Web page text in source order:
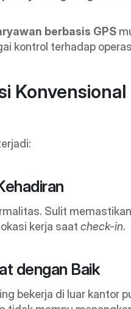
berbasis GPS
kontrol terhadap
Konvensional
Sulit memastikan
kerja saat check-in.
dengan Baik
bekerja di luar kantor